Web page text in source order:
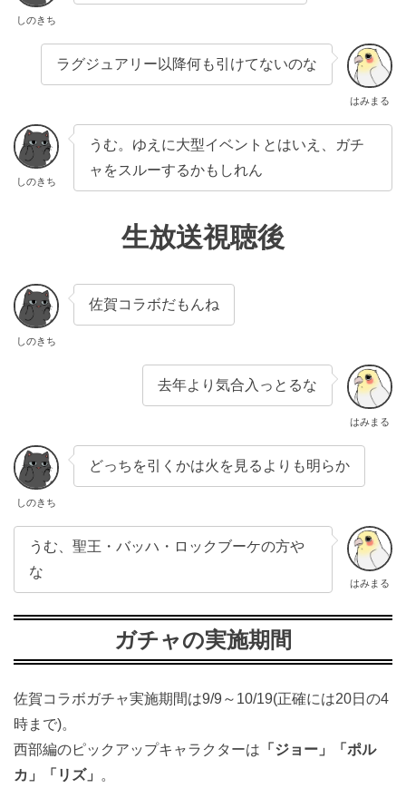
しのきち
はみまる
ラグジュアリー以降何も引けてないのな
しのきち
うむ。ゆえに大型イベントとはいえ、ガチ
ャをスルーするかもしれん
生放送視聴後
しのきち
佐賀コラボだもんね
はみまる
去年より気合入っとるな
しのきち
どっちを引くかは火を見るよりも明らか
はみまる
うむ、聖王・バッハ・ロックブーケの方や
な
ガチャの実施期間
佐賀コラボガチャ実施期間は9/9～10/19(正確には20日の4
時まで)。
西部編のピックアップキャラクターは 「ジョー」「ポル
カ」「リズ」
。